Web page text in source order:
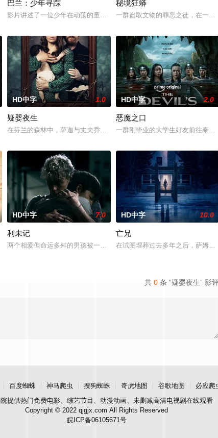
。在资源消耗殆尽与未知神秘威胁的双重逼迫下，一家人必须想方设法
皇登门，身后还跟着一个来自异界的危险实体，对方如同附骨之疽，死
巴兰：少年寻踪
影片讲述了一位少年在动荡的童年中长大，母亲又突然失踪后，他踏
秘境狂蟒
一群盗取文物的罪恶之徒，在一
多年，就想安安稳稳陪妹妹结婚。结果妹妹在老剧院求婚后直接被邪灵
HD中字 1.0
疑婴夜生
在芬兰的森林中，萨迦与丈夫乔恩迎来了为人父母的新篇章。然而萨
HD中字 2.0
恶魔之口
一群刚毕业的大学生好友前往泰
要命！一幕幕“连环鬼杀”怵目惊心，令人胆寒！时局动荡，冤魂游离，
后闯入隐秘古宅求救，得男主人石桥留宿，却陷入更恐怖的诡异事件，
HD中字 7.0
利未记
两个相爱但命运多舛的男孩被一个暴力的存在所纠缠，这个存在会以
HD中字 10.0
亡兄
在试图埋葬过去多年之后，萨姆
共 0 条 “疑婴夜生” 影
百度蜘蛛 神马爬虫 搜狗蜘蛛 奇虎地图 谷歌地图
必应爬
提供热门免费电影、综艺节目、动漫动画、未删减高清电视剧在线观看
Copyright © 2022 qjgjx.com All Rights Reserved
皖ICP备06105671号